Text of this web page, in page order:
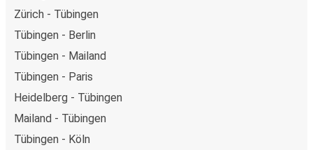
Zürich - Tübingen
Tübingen - Berlin
Tübingen - Mailand
Tübingen - Paris
Heidelberg - Tübingen
Mailand - Tübingen
Tübingen - Köln